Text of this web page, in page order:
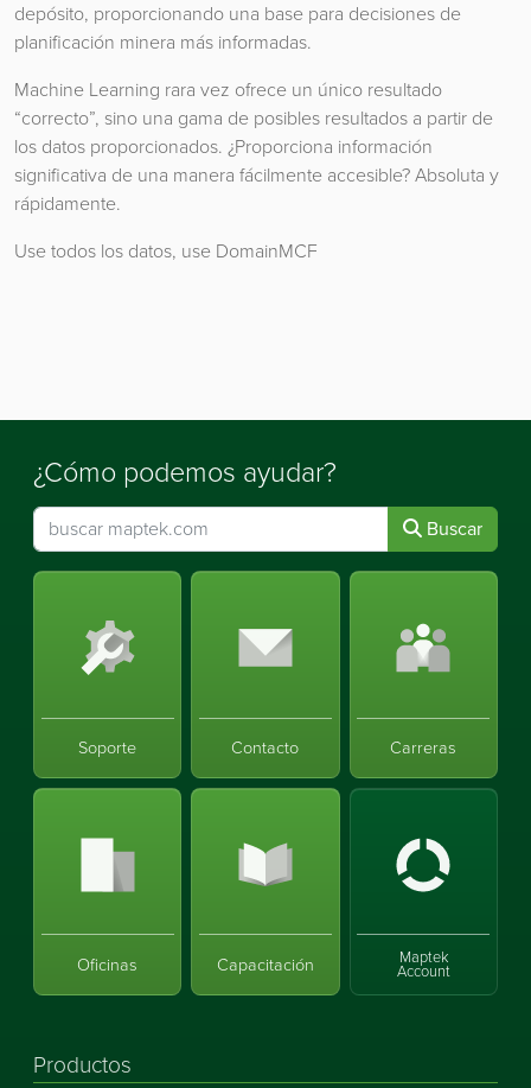
depósito, proporcionando una base para decisiones de
planificación minera más informadas.
Machine Learning rara vez ofrece un único resultado
“correcto”, sino una gama de posibles resultados a partir de
los datos proporcionados. ¿Proporciona información
significativa de una manera fácilmente accesible? Absoluta y
rápidamente.
Use todos los datos, use DomainMCF
¿Cómo podemos ayudar?
Buscar
Soporte Contacto Carreras
Oficinas Capacitación Maptek
Account
Productos